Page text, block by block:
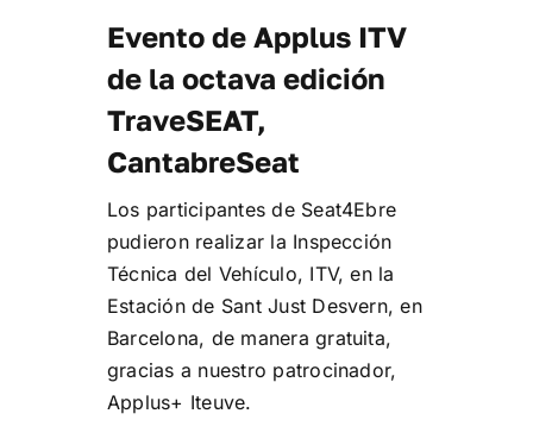
Evento de Applus ITV
de la octava edición
TraveSEAT,
CantabreSeat
Los participantes de Seat4Ebre
pudieron realizar la Inspección
Técnica del Vehículo, ITV, en la
Estación de Sant Just Desvern, en
Barcelona, de manera gratuita,
gracias a nuestro patrocinador,
Applus+ Iteuve.